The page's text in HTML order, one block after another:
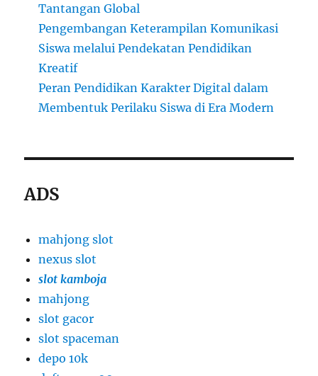
Tantangan Global
Pengembangan Keterampilan Komunikasi
Siswa melalui Pendekatan Pendidikan
Kreatif
Peran Pendidikan Karakter Digital dalam
Membentuk Perilaku Siswa di Era Modern
ADS
mahjong slot
nexus slot
slot kamboja
mahjong
slot gacor
slot spaceman
depo 10k